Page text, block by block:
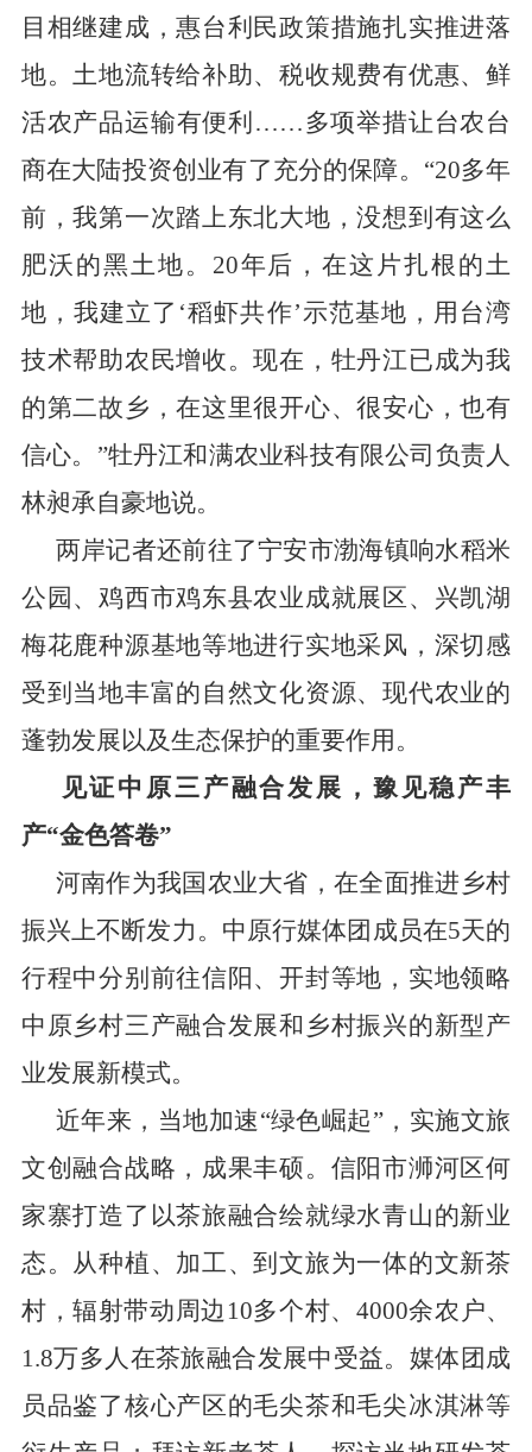
目相继建成，惠台利民政策措施扎实推进落
地。土地流转给补助、税收规费有优惠、鲜
活农产品运输有便利……多项举措让台农台
商在大陆投资创业有了充分的保障。“20多年
前，我第一次踏上东北大地，没想到有这么
肥沃的黑土地。 20年后，在这片扎根的土
地，我建立了‘稻虾共作’示范基地，用台湾
技术帮助农民增收。现在，牡丹江已成为我
的第二故乡，在这里很开心、很安心，也有
信心。”牡丹江和满农业科技有限公司负责人
林昶承自豪地说。
两岸记者还前往了宁安市渤海镇响水稻米
公园、鸡西市鸡东县农业成就展区、兴凯湖
梅花鹿种源基地等地进行实地采风，深切感
受到当地丰富的自然文化资源、现代农业的
蓬勃发展以及生态保护的重要作用。
见证中原三产融合发展 ， 豫见稳产丰
产“金色答卷”
河南作为我国农业大省，在全面推进乡村
振兴上不断发力。中原行媒体团成员在5天的
行程中分别前往信阳、开封等地，实地领略
中原乡村三产融合发展和乡村振兴的新型产
业发展新模式。
近年来，当地加速“绿色崛起”，实施文旅
文创融合战略，成果丰硕。信阳市浉河区何
家寨打造了以茶旅融合绘就绿水青山的新业
态。从种植、加工、到文旅为一体的文新茶
村，辐射带动周边 10多个村、 4000余农户、
1.8万多人在茶旅融合发展中受益。媒体团成
员品鉴了核心产区的毛尖茶和毛尖冰淇淋等